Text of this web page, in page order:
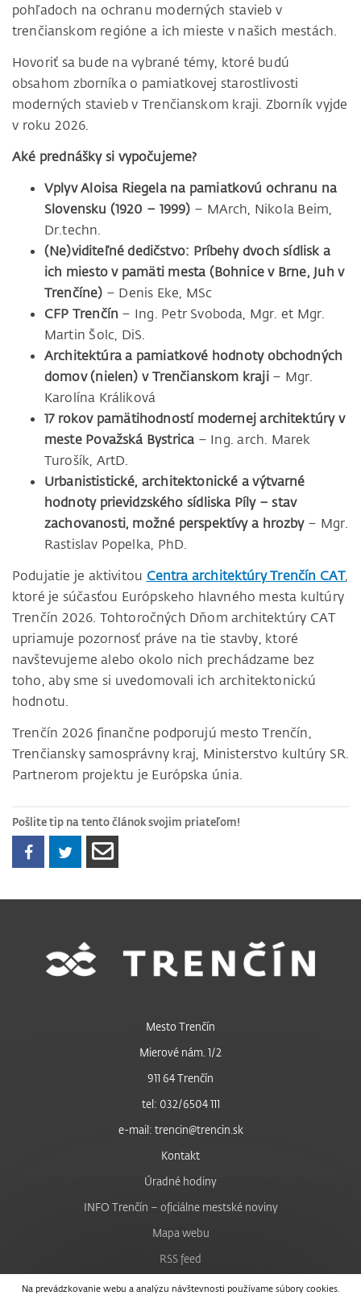
pohľadoch na ochranu moderných stavieb v
trenčianskom regióne a ich mieste v našich mestách.
Hovoriť sa bude na vybrané témy, ktoré budú
obsahom zborníka o pamiatkovej starostlivosti
moderných stavieb v Trenčianskom kraji. Zborník vyjde
v roku 2026.
Aké prednášky si vypočujeme?
Vplyv Aloisa Riegela na pamiatkovú ochranu na
Slovensku (1920 – 1999) – MArch, Nikola Beim,
Dr.techn.
(Ne)viditeľné dedičstvo: Príbehy dvoch sídlisk a
ich miesto v pamäti mesta (Bohnice v Brne, Juh v
Trenčíne) – Denis Eke, MSc
CFP Trenčín – Ing. Petr Svoboda, Mgr. et Mgr.
Martin Šolc, DiS.
Architektúra a pamiatkové hodnoty obchodných
domov (nielen) v Trenčianskom kraji – Mgr.
Karolína Králiková
17 rokov pamätihodností modernej architektúry v
meste Považská Bystrica – Ing. arch. Marek
Turošík, ArtD.
Urbanististické, architektonické a výtvarné
hodnoty prievidzského sídliska Píly – stav
zachovanosti, možné perspektívy a hrozby– Mgr.
Rastislav Popelka, PhD.
Podujatie je aktivitou Centra architektúry Trenčín CAT,
ktoré je súčasťou Európskeho hlavného mesta kultúry
Trenčín 2026. Tohtoročných Dňom architektúry CAT
upriamuje pozornosť práve na tie stavby, ktoré
navštevujeme alebo okolo nich prechádzame bez
toho, aby sme si uvedomovali ich architektonickú
hodnotu.
Trenčín 2026 finančne podporujú mesto Trenčín,
Trenčiansky samosprávny kraj, Ministerstvo kultúry SR.
Partnerom projektu je Európska únia.
Pošlite tip na tento článok svojim priateľom!
Na prevádzkovanie webu a analýzu návštevnosti používame súbory cookies.
Mesto Trenčín
Mierové nám. 1/2
911 64 Trenčín
tel: 032/6504 111
e-mail: trencin@trencin.sk
Kontakt
Úradné hodiny
INFO Trenčín – oficiálne mestské noviny
Mapa webu
RSS feed
Nastavenie cookies